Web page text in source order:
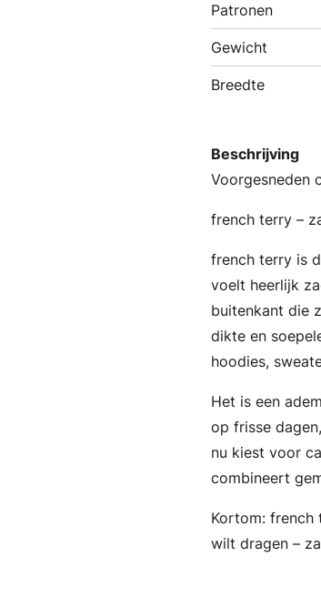
Patronen
Gewicht
Breedte
Beschrijving
Voorgesneden
french terry –
french terry is
voelt heerlijk
buitenkant die
dikte en
hoodies,
Het is een
op frisse
nu kiest voor
combineert
Kortom: french
wilt dragen –